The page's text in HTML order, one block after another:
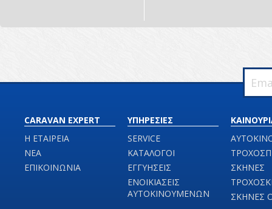
CARAVAN EXPERT
Η ΕΤΑΙΡΕΙΑ
ΝΕΑ
ΕΠΙΚΟΙΝΩΝΙΑ
ΥΠΗΡΕΣΙΕΣ
SERVICE
ΚΑΤΑΛΟΓΟΙ
ΕΓΓΥΗΣΕΙΣ
ΕΝΟΙΚΙΑΣΕΙΣ
ΑΥΤΟΚΙΝΟΥΜΕΝΩΝ
ΣΚΗΝΕΣ
ΣΚΗΝΕΣ